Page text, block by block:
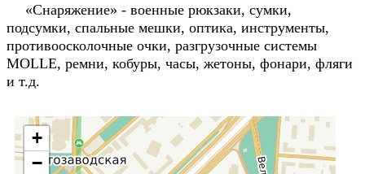
«Снаряжение» - военные рюкзаки, сумки,
подсумки, спальные мешки, оптика, инструменты,
противоосколочные очки, разгрузочные системы
MOLLE, ремни, кобуры, часы, жетоны, фонари, фляги
и т.д.
+
−